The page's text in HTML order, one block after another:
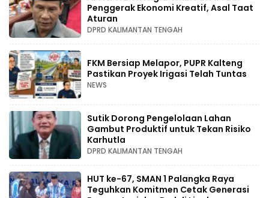
Penggerak Ekonomi Kreatif, Asal Taat
Aturan
DPRD KALIMANTAN TENGAH
FKM Bersiap Melapor, PUPR Kalteng
Pastikan Proyek Irigasi Telah Tuntas
NEWS
Sutik Dorong Pengelolaan Lahan
Gambut Produktif untuk Tekan Risiko
Karhutla
DPRD KALIMANTAN TENGAH
HUT ke-67, SMAN 1 Palangka Raya
Teguhkan Komitmen Cetak Generasi